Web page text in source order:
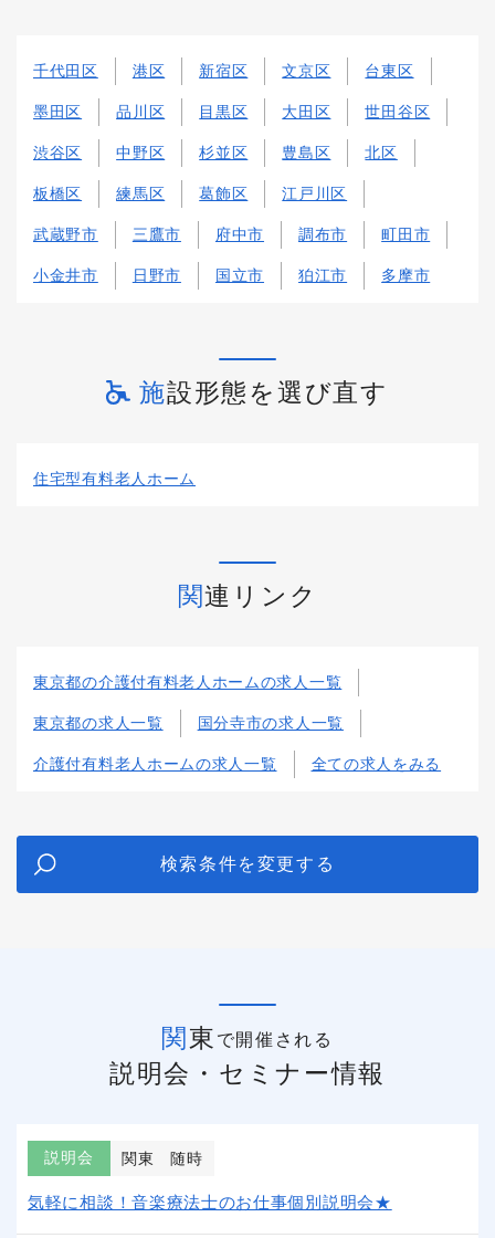
千代田区 港区 新宿区 文京区 台東区
墨田区 品川区 目黒区 大田区 世田谷区
渋谷区 中野区 杉並区 豊島区 北区
板橋区 練馬区 葛飾区 江戸川区
武蔵野市 三鷹市 府中市 調布市 町田市
小金井市 日野市 国立市 狛江市 多摩市
施設形態を選び直す
住宅型有料老人ホーム
関連リンク
東京都の介護付有料老人ホームの求人一覧
東京都の求人一覧 国分寺市の求人一覧
介護付有料老人ホームの求人一覧 全ての求人をみる
検索条件を変更する
関東 で開催される
説明会・セミナー情報
説明会 関東 随時
気軽に相談！音楽療法士のお仕事個別説明会★